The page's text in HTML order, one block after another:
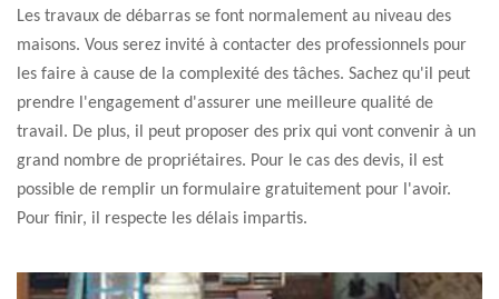
Les travaux de débarras se font normalement au niveau des
maisons. Vous serez invité à contacter des professionnels pour
les faire à cause de la complexité des tâches. Sachez qu'il peut
prendre l'engagement d'assurer une meilleure qualité de
travail. De plus, il peut proposer des prix qui vont convenir à un
grand nombre de propriétaires. Pour le cas des devis, il est
possible de remplir un formulaire gratuitement pour l'avoir.
Pour finir, il respecte les délais impartis.